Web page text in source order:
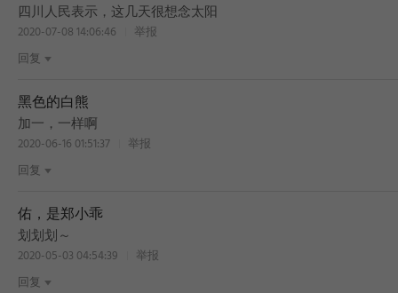
四川人民表示，这几天很想念太阳
2020-07-08 14:06:46
举报
回复
黑色的白熊
加一，一样啊
2020-06-16 01:51:37
举报
回复
佑，是郑小乖
划划划～
2020-05-03 04:54:39
举报
回复